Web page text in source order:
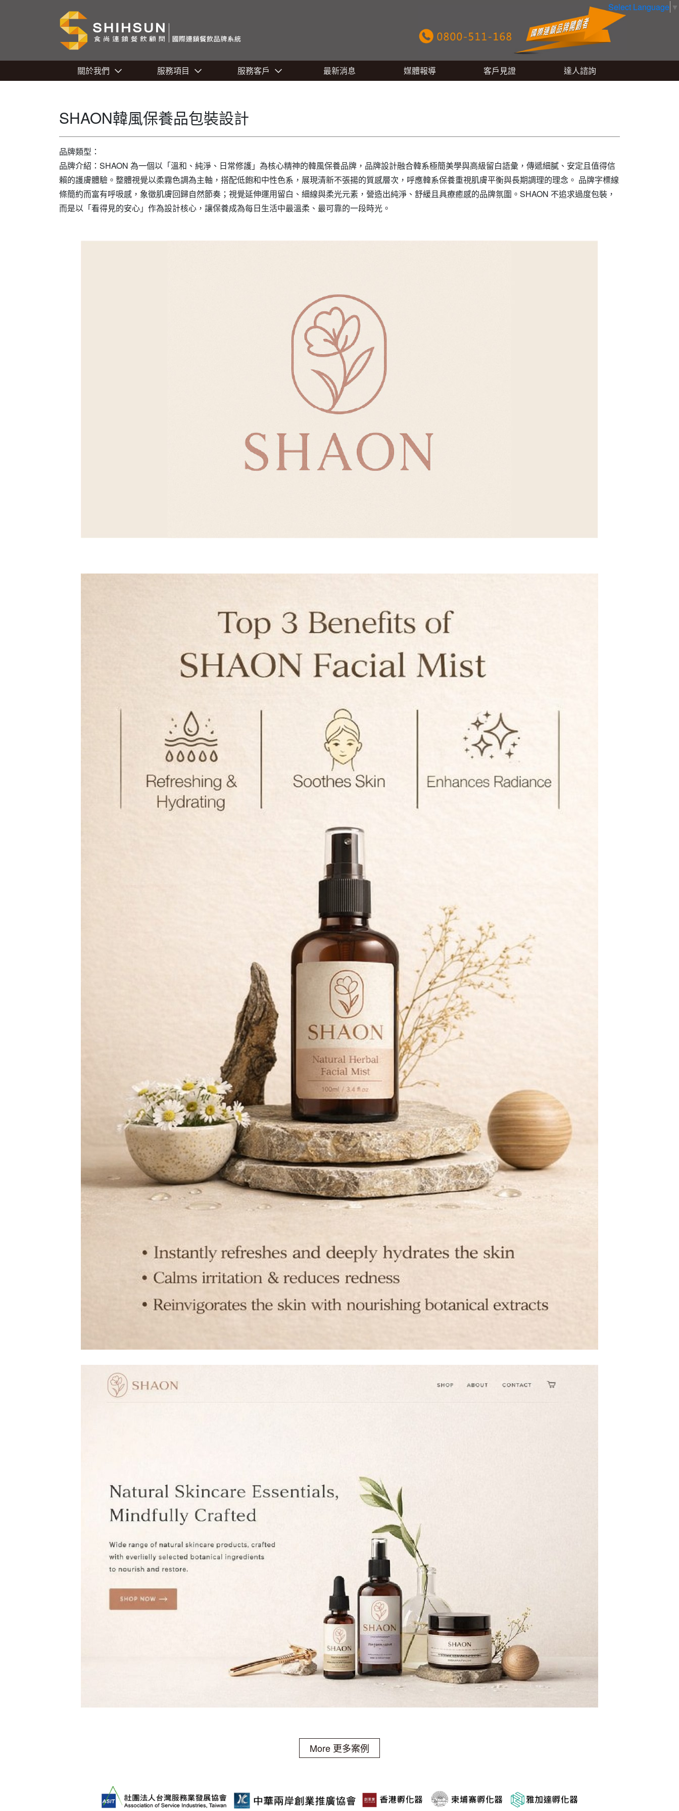
Select Language ▼
關於我們 服務項目 服務客戶 最新消息 媒體報導 客戶見證 達人諮詢
SHAON韓風保養品包裝設計
品牌類型：
品牌介紹：SHAON 為一個以「溫和、純淨、日常修護」為核心精神的韓風保養品牌，品牌設計融合韓系極簡美學與高級留白語彙，傳遞細膩、安定且值得信
賴的護膚體驗。整體視覺以柔霧色調為主軸，搭配低飽和中性色系，展現清新不張揚的質感層次，呼應韓系保養重視肌膚平衡與長期調理的理念。 品牌字標線
條簡約而富有呼吸感，象徵肌膚回歸自然節奏；視覺延伸運用留白、細線與柔光元素，營造出純淨、舒緩且具療癒感的品牌氛圍。SHAON 不追求過度包裝，
而是以「看得見的安心」作為設計核心，讓保養成為每日生活中最溫柔、最可靠的一段時光。
More 更多案例